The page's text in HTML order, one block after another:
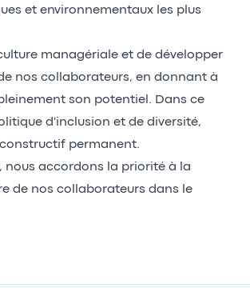
et environnementaux les plus
managériale et de développer
nos collaborateurs, en donnant à
son potentiel. Dans ce
d'inclusion et de diversité,
permanent.
nous accordons la priorité à la
de nos collaborateurs dans le